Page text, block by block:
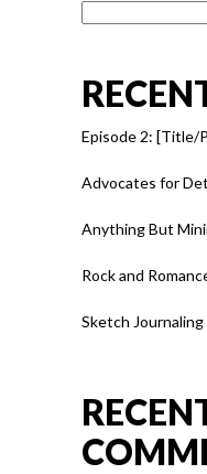
Episode 2: [Title/
Advocates for
Anything But
Rock and
Sketch Journaling